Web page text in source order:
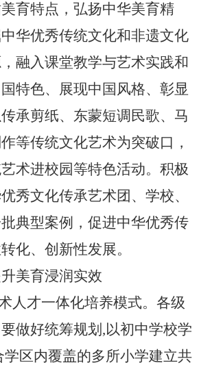
育特点，弘扬中华美育精
华优秀传统文化和非遗文化
融入课堂教学与艺术实践和
特色、展现中国风格、彰显
承剪纸、东蒙短调民歌、马
等传统文化艺术为突破口，
术进校园等特色活动。积极
秀文化传承艺术团、学校、
典型案例，促进中华优秀传
化、创新性发展。
育浸润实效
才一体化培养模式。各级
做好统筹规划,以初中学校学
学区内覆盖的多所小学建立共